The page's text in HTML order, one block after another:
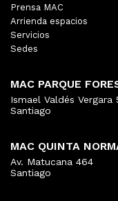
Prensa MAC
Arrienda espacios
Servicios
Sedes
MAC PARQUE
Ismael Valdés Vergara
Santiago
MAC QUINTA
Av. Matucana 464
Santiago